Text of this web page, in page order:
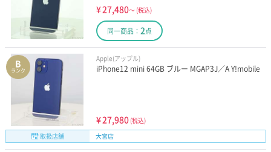
¥27,480～ (税込)
同一商品： 2点
B
ランク
Apple(アップル)
iPhone12 mini 64GB ブルー MGAP3J／A Y!mobile
¥27,980 (税込)
取扱店舗
大宮店